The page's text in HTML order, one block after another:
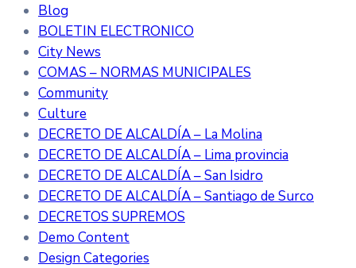
Blog
BOLETIN ELECTRONICO
City News
COMAS – NORMAS MUNICIPALES
Community
Culture
DECRETO DE ALCALDÍA – La Molina
DECRETO DE ALCALDÍA – Lima provincia
DECRETO DE ALCALDÍA – San Isidro
DECRETO DE ALCALDÍA – Santiago de Surco
DECRETOS SUPREMOS
Demo Content
Design Categories